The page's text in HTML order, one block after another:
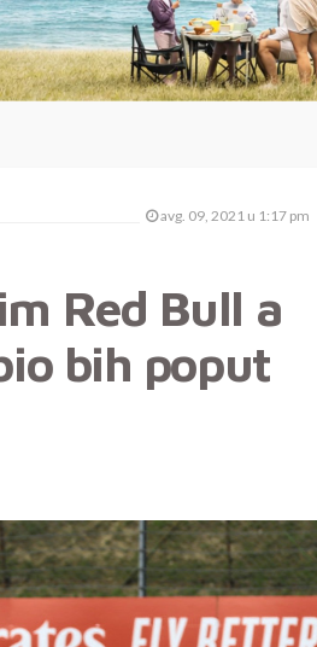
avg. 09, 2021 u 1:17 pm
Red Bull a
bih poput